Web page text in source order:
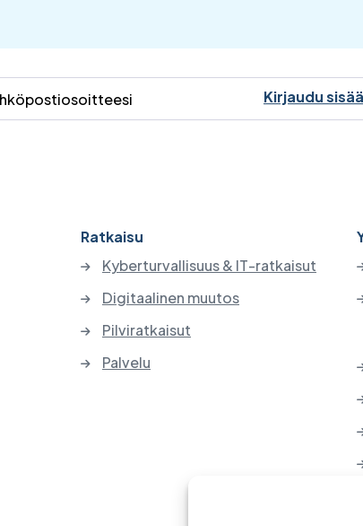
Kirjaudu
Ratkaisu
Kyberturvallisuus & IT-ratkaisut
Digitaalinen muutos
Pilviratkaisut
Palvelu